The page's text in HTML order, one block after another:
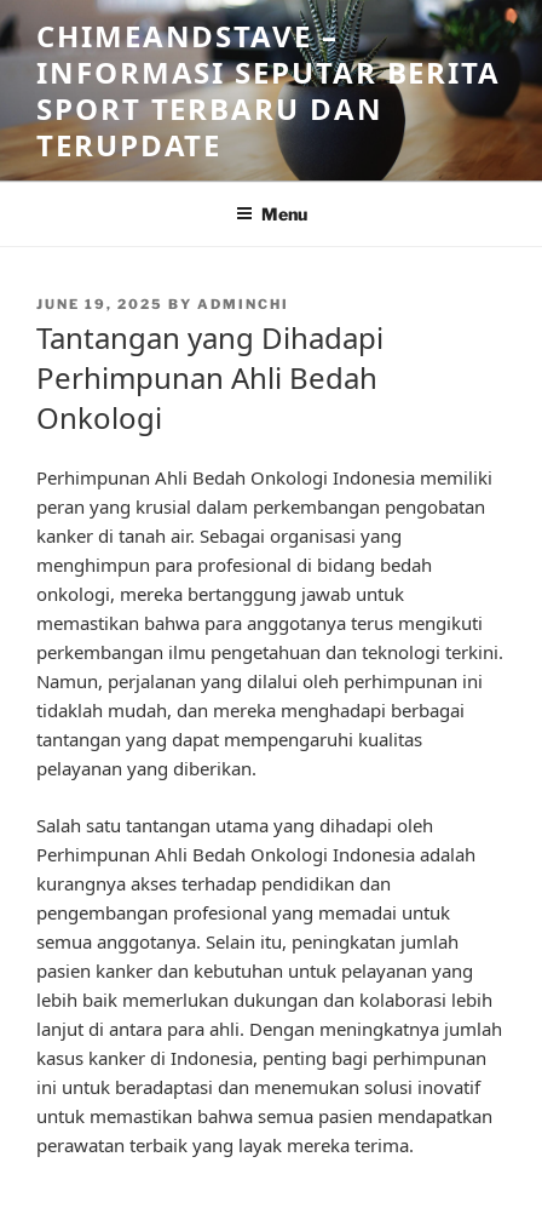
Skip
to
content
CHIMEANDSTAVE –
INFORMASI SEPUTAR BERITA
SPORT TERBARU DAN
TERUPDATE
Menu
POSTED
JUNE 19, 2025 BY ADMINCHI
Tantangan yang Dihadapi
Perhimpunan Ahli Bedah
Onkologi
Perhimpunan Ahli Bedah Onkologi Indonesia memiliki
peran yang krusial dalam perkembangan pengobatan
kanker di tanah air. Sebagai organisasi yang
menghimpun para profesional di bidang bedah
onkologi, mereka bertanggung jawab untuk
memastikan bahwa para anggotanya terus mengikuti
perkembangan ilmu pengetahuan dan teknologi terkini.
Namun, perjalanan yang dilalui oleh perhimpunan ini
tidaklah mudah, dan mereka menghadapi berbagai
tantangan yang dapat mempengaruhi kualitas
pelayanan yang diberikan.
Salah satu tantangan utama yang dihadapi oleh
Perhimpunan Ahli Bedah Onkologi Indonesia adalah
kurangnya akses terhadap pendidikan dan
pengembangan profesional yang memadai untuk
semua anggotanya. Selain itu, peningkatan jumlah
pasien kanker dan kebutuhan untuk pelayanan yang
lebih baik memerlukan dukungan dan kolaborasi lebih
lanjut di antara para ahli. Dengan meningkatnya jumlah
kasus kanker di Indonesia, penting bagi perhimpunan
ini untuk beradaptasi dan menemukan solusi inovatif
untuk memastikan bahwa semua pasien mendapatkan
perawatan terbaik yang layak mereka terima.